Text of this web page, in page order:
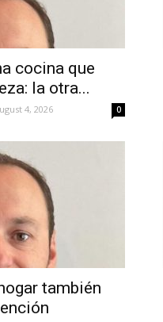
cocina que
la otra...
4, 2026 0
también